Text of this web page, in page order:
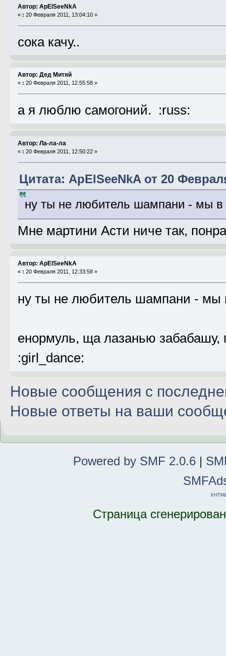
Автор: ApElSeeNkA
« : 20 Февраля 2011, 13:04:10 »
сока качу..
Автор: Дед Митяй
« : 20 Февраля 2011, 12:55:58 »
а я люблю самогоний. :russ:
Автор: Ла-ла-ла
« : 20 Февраля 2011, 12:50:22 »
Цитата: ApElSeeNkA от 20
ну ты не любитель шампани - мы в
Мне мартини Асти ниче так,
Автор: ApElSeeNkA
« : 20 Февраля 2011, 12:33:58 »
ну ты не любитель шампани - мы
енормуль, ща лазанью забабашу,
:girl_dance:
Новые сообщения с
Новые ответы на ваши
Powered by SMF 2.0.6 |
Страница